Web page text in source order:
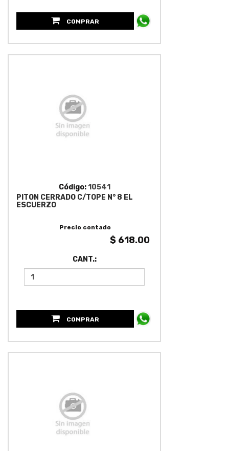
COMPRAR
Código:10541
PITON CERRADO C/TOPE N° 8 EL
ESCUERZO
Precio contado
$ 618.00
CANT.:
COMPRAR